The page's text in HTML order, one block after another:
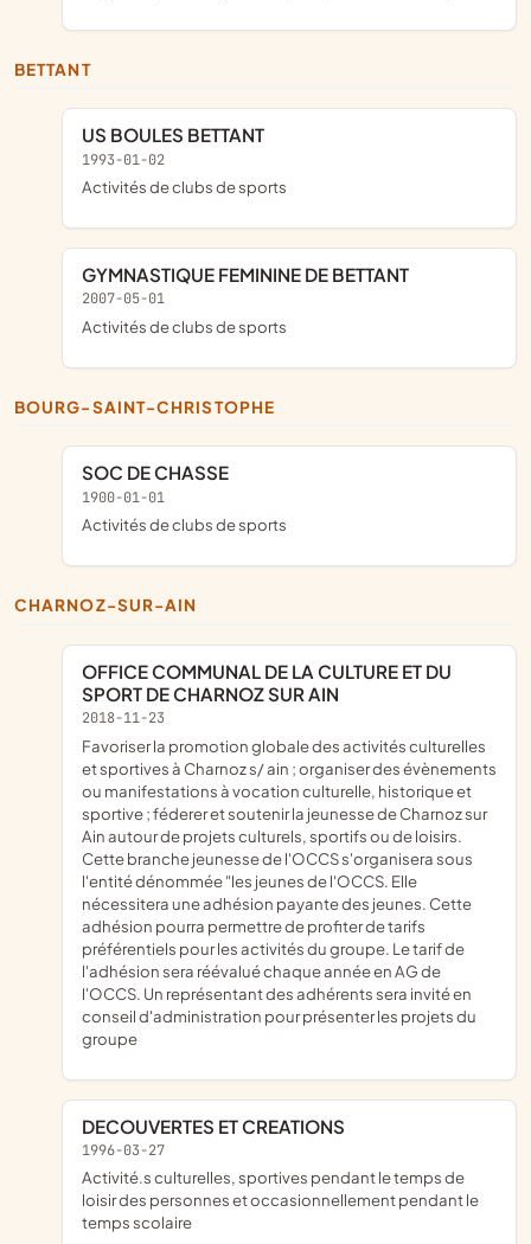
BETTANT
US BOULES BETTANT
1993-01-02
Activités de clubs de sports
GYMNASTIQUE FEMININE DE BETTANT
2007-05-01
Activités de clubs de sports
BOURG-SAINT-CHRISTOPHE
SOC DE CHASSE
1900-01-01
Activités de clubs de sports
CHARNOZ-SUR-AIN
OFFICE COMMUNAL DE LA CULTURE ET DU
SPORT DE CHARNOZ SUR AIN
2018-11-23
favoriser la promotion globale des activités culturelles
et sportives à Charnoz s/ ain ; organiser des évènements
ou manifestations à vocation culturelle, historique et
sportive ; féderer et soutenir la jeunesse de Charnoz sur
Ain autour de projets culturels, sportifs ou de loisirs.
Cette branche jeunesse de l'OCCS s'organisera sous
l'entité dénommée "les jeunes de l'OCCS. Elle
nécessitera une adhésion payante des jeunes. Cette
adhésion pourra permettre de profiter de tarifs
préférentiels pour les activités du groupe. Le tarif de
l'adhésion sera réévalué chaque année en AG de
l'OCCS. Un représentant des adhérents sera invité en
conseil d'administration pour présenter les projets du
groupe
DECOUVERTES ET CREATIONS
1996-03-27
activité.s culturelles, sportives pendant le temps de
loisir des personnes et occasionnellement pendant le
temps scolaire